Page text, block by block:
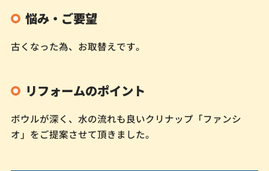
悩み・ご要望
古くなった為、お取替えです。
リフォームのポイント
ボウルが深く、水の流れも良いクリナップ「ファンシ
オ」をご提案させて頂きました。